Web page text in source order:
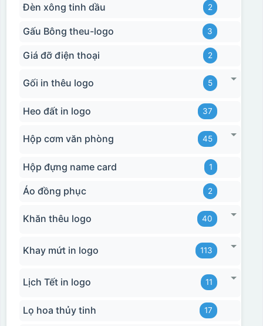
Đèn xông tinh dầu 2
Gấu Bông theu-logo 3
Giá đỡ điện thoại 2
Gối in thêu logo 5
Heo đất in logo 37
Hộp cơm văn phòng 45
Hộp đựng name card 1
Áo đồng phục 2
Khăn thêu logo 40
Khay mứt in logo 113
Lịch Tết in logo 11
Lọ hoa thủy tinh 17